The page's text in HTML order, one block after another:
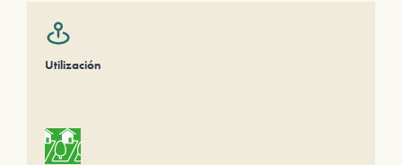
Utilización